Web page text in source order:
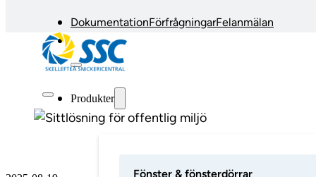
DokumentationFörfrågningarFelanmälan
Produkter
Fönster & fönsterdörrar